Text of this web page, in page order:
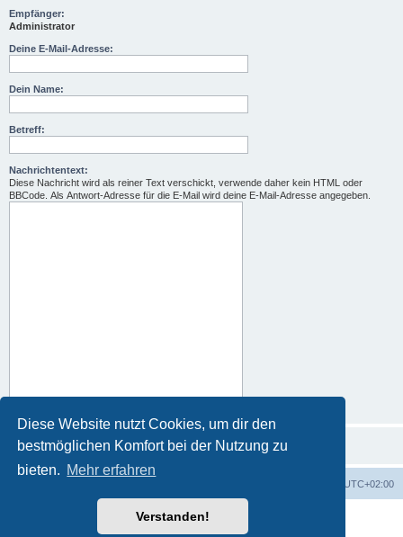
Diese Website nutzt Cookies, um dir den
bestmöglichen Komfort bei der Nutzung zu
bieten. Mehr erfahren
Verstanden!
Empfänger:
Administrator
Deine E-Mail-Adresse:
Dein Name:
Betreff:
Nachrichtentext:
Diese Nachricht wird als reiner Text verschickt, verwende daher kein HTML oder
BBCode. Als Antwort-Adresse für die E-Mail wird deine E-Mail-Adresse angegeben.
UTC+02:00
Powered byphpBB® Forum Software © phpBB Limited
phpBB.de